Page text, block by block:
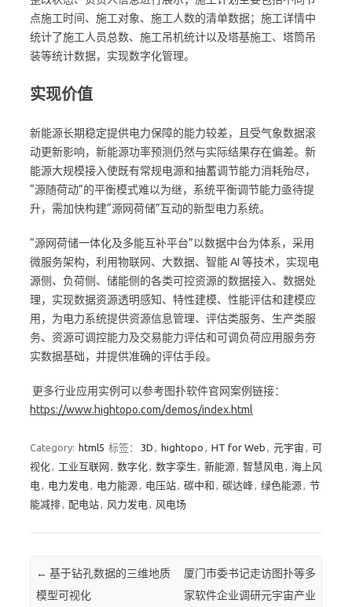
点施工时间、施工对象、施工人数的清单数据；施工详情中
统计了施工人员总数、施工吊机统计以及塔基施工、塔筒吊
装等统计数据，实现数字化管理。
实现价值
新能源长期稳定提供电力保障的能力较差，且受气象数据滚
动更新影响，新能源功率预测仍然与实际结果存在偏差。新
能源大规模接入使既有常规电源和抽蓄调节能力消耗殆尽，
“源随荷动”的平衡模式难以为继，系统平衡调节能力亟待提
升，需加快构建“源网荷储”互动的新型电力系统。
“源网荷储一体化及多能互补平台”以数据中台为体系，采用
微服务架构，利用物联网、大数据、智能 AI 等技术，实现电
源侧、负荷侧、储能侧的各类可控资源的数据接入、数据处
理，实现数据资源透明感知、特性建模、性能评估和建模应
用，为电力系统提供资源信息管理、评估类服务、生产类服
务、资源可调控能力及交易能力评估和可调负荷应用服务夯
实数据基础，并提供准确的评估手段。
更多行业应用实例可以参考图扑软件官网案例链接：
https://www.hightopo.com/demos/index.html
Category: html5 标签： 3D hightopo HT for Web 元宇宙
可
视化
工业互联网 数字化 数字孪生 新能源 智慧风电
海上风
电
电力发电 电力能源 电压站 碳中和 碳达峰 绿色能源
节
能减排
配电站 风力发电 风电场
Post navigation
← 基于钻孔数据的三维地质
模型可视化
厦门市委书记走访图扑等多
家软件企业调研元宇宙产业